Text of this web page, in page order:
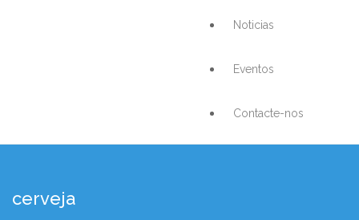
Noticias
Eventos
Contacte-nos
cerveja